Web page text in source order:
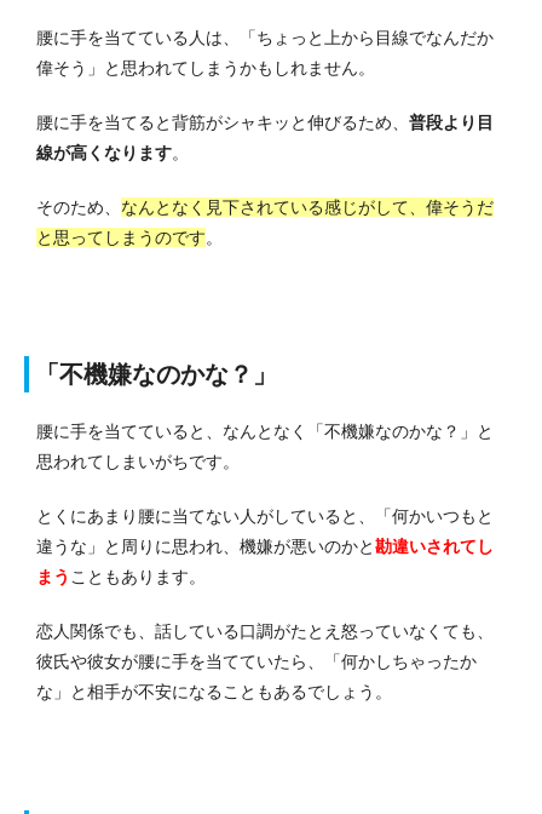
腰に手を当てている人は、「ちょっと上から目線でなんだか
偉そう」と思われてしまうかもしれません。
腰に手を当てると背筋がシャキッと伸びるため、 普段より目
線が高くなります。
そのため、 なんとなく見下されている感じがして、偉そうだ
と思ってしまうのです。
「不機嫌なのかな？」
腰に手を当てていると、なんとなく「不機嫌なのかな？」と
思われてしまいがちです。
とくにあまり腰に当てない人がしていると、「何かいつもと
違うな」と周りに思われ、機嫌が悪いのかと勘違いされてし
まう こともあります。
恋人関係でも、話している口調がたとえ怒っていなくても、
彼氏や彼女が腰に手を当てていたら、「何かしちゃったか
な」と相手が不安になることもあるでしょう。